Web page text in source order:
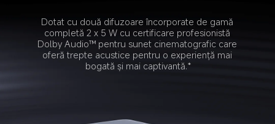
Dotat cu două difuzoare încorporate de gamă
completă 2 x 5 W cu certificare profesionistă
Dolby Audio™ pentru sunet cinematografic care
oferă trepte acustice pentru o experiență mai
bogată și mai captivantă.*